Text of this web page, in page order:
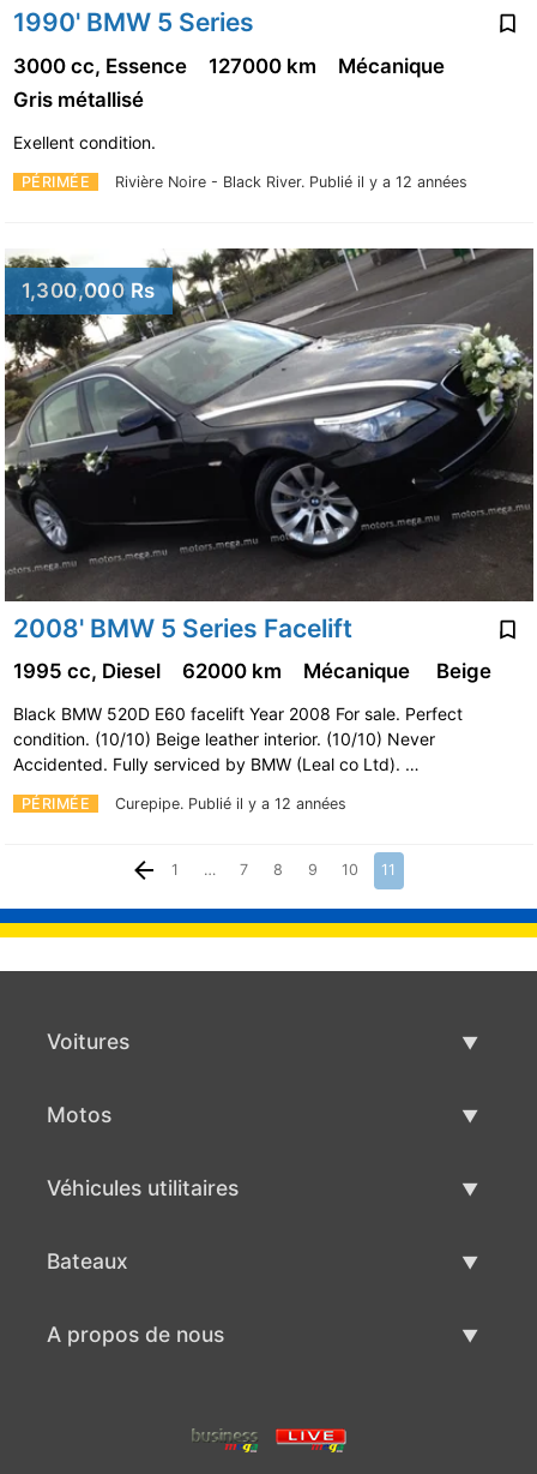
1990' BMW 5 Series
PÉRIMÉE Rivière Noire - Black River. Publié il y a 12 années
3000 cc, Essence 127000 km
Mécanique
Gris métallisé
Exellent condition.
1,300,000 Rs
2008' BMW 5 Series Facelift
PÉRIMÉE Curepipe. Publié il y a 12 années
1995 cc, Diesel 62000 km Mécanique Beige
Black BMW 520D E60 facelift Year 2008 For sale. Perfect
condition. (10/10) Beige leather interior. (10/10) Never
Accidented. Fully serviced by BMW (Leal co Ltd). …
1 … 7 8 9 10 11
Voitures
Motos
Véhicules utilitaires
Bateaux
A propos de nous